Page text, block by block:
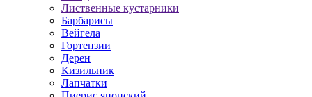
Лиственные кустарники
Барбарисы
Вейгела
Гортензии
Дерен
Кизильник
Лапчатки